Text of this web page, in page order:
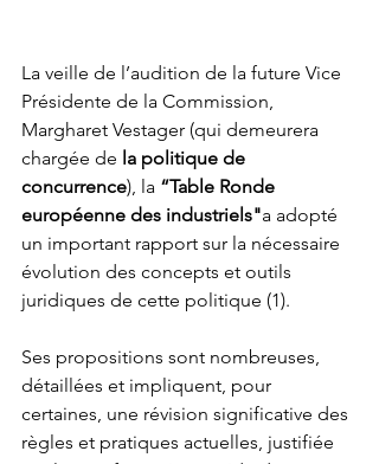
La veille de l’audition de la future Vice
Présidente de la Commission,
Margharet Vestager (qui demeurera
chargée de la politique de
concurrence), la “Table Ronde
européenne des industriels"a adopté
un important rapport sur la nécessaire
évolution des concepts et outils
juridiques de cette politique (1).
Ses propositions sont nombreuses,
détaillées et impliquent, pour
certaines, une révision significative des
règles et pratiques actuelles, justifiée